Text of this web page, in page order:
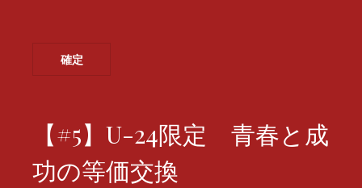
【#5】U-24限定 青春と成
功の等価交換